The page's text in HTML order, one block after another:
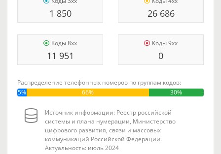
1 850 26 686
Коды 8xx
11 951
Коды 9xx
0
Распределение телефонных номеров по группам кодов:
5%
66% 30%
Источник информации: Реестр российской
системы и плана нумерации, Министерство
цифрового развития, связи и массовых
коммуникаций Российской Федерации.
Актуальность: июль 2024